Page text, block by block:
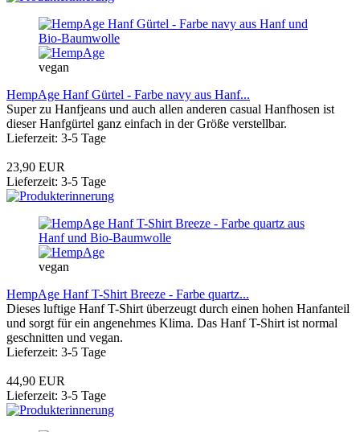
vegan
HempAge Hanf Gürtel - Farbe navy aus Hanf...
Super zu Hanfjeans und auch allen anderen casual Hanfhosen ist
dieser Hanfgürtel ganz einfach in der Größe verstellbar.
Lieferzeit: 3-5 Tage
23,90 EUR
Lieferzeit: 3-5 Tage
vegan
HempAge Hanf T-Shirt Breeze - Farbe quartz...
Dieses luftige Hanf T-Shirt überzeugt durch einen hohen Hanfanteil
und sorgt für ein angenehmes Klima. Das Hanf T-Shirt ist normal
geschnitten und vegan.
Lieferzeit: 3-5 Tage
44,90 EUR
Lieferzeit: 3-5 Tage